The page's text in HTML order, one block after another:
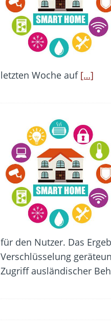
letzten Woche auf […]
für den Nutzer. Das
Verschlüsselung
Zugriff ausländischer